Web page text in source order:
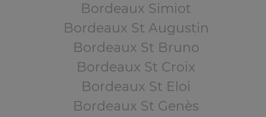
Bordeaux Simiot
Bordeaux St Augustin
Bordeaux St Bruno
Bordeaux St Croix
Bordeaux St Eloi
Bordeaux St Genès